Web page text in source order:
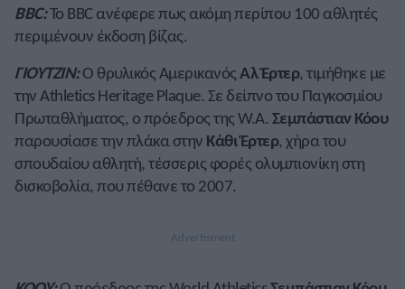
BBC:Το BBC ανέφερε πως ακόμη περίπου 100 αθλητές
περιμένουν έκδοση βίζας.
ΓΙΟΥΤΖΙΝ:Ο θρυλικός ΑμερικανόςΑλ Έρτερ, τιμήθηκε με
την Athletics Heritage Plaque. Σε δείπνο του Παγκοσμίου
Πρωταθλήματος, ο πρόεδρος της W.A. Σεμπάστιαν Κόου
παρουσίασε την πλάκα στην Κάθι Έρτερ, χήρα του
σπουδαίου αθλητή, τέσσερις φορές ολυμπιονίκη στη
δισκοβολία, που πέθανε το 2007.